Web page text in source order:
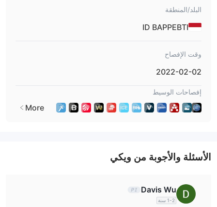
البلد/المنطقة
ID BAPPEBTI
وقت الإفصاح
2022-02-02
إفصاحات الوسيط
More
الأسئلة والأجوبة من ويكي
Davis Wu
1-2 سنة